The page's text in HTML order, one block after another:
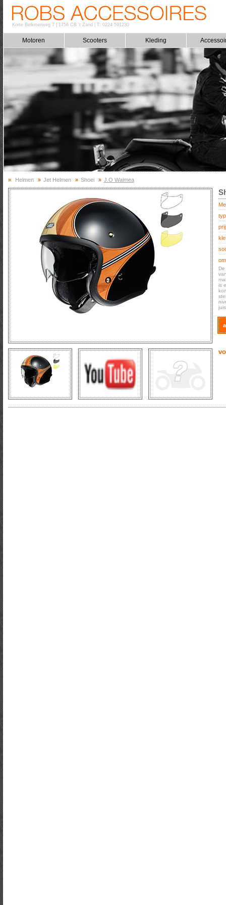
Korte Belkmerweg 7| 1756 CB 't Zand T: 0224 591230
Motoren Scooters Kleding
» Helmen » Jet Helmen » Shoei » J.O Waimea
is